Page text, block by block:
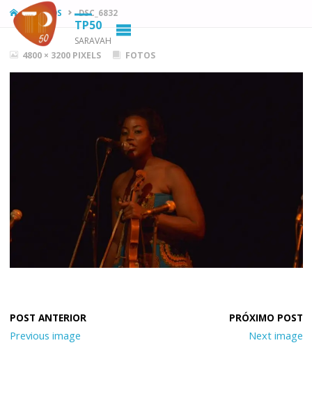
TP50
SARAVAH
HOMEFOTOS DSC_6832
FULL4800 × 3200 PIXELS FOTOS
Previous image Next image